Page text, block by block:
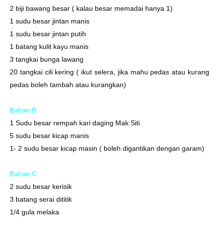
2 biji bawang besar ( kalau besar memadai hanya 1)
1 sudu besar jintan manis
1 sudu besar jintan putih
1 batang kulit kayu manis
3 tangkai bunga lawang
20 tangkai cili kering ( ikut selera, jika mahu pedas atau kurang
pedas boleh tambah atau kurangkan)
Bahan B
1 Sudu besar rempah kari daging Mak Siti
5 sudu besar kicap manis
1- 2 sudu besar kicap masin ( boleh digantikan dengan garam)
Bahan C
2 sudu besar kerisik
3 batang serai dititik
1/4 gula melaka